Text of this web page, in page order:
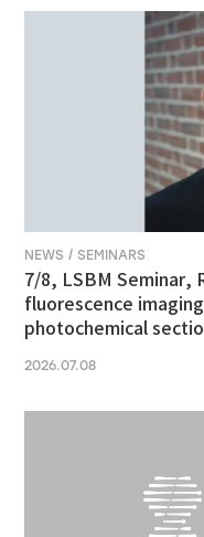
NEWS / SEMINARS
7/8, LSBM Seminar,
fluorescence
photochemical
2026.07.08